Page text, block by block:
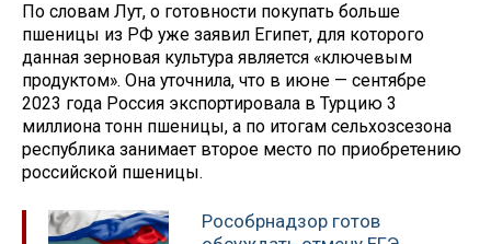
По словам Лут, о готовности покупать больше
пшеницы из РФ уже заявил Египет, для которого
данная зерновая культура является «ключевым
продуктом». Она уточнила, что в июне — сентябре
2023 года Россия экспортировала в Турцию 3
миллиона тонн пшеницы, а по итогам сельхозсезона
республика занимает второе место по приобретению
российской пшеницы.
Рособрнадзор готов